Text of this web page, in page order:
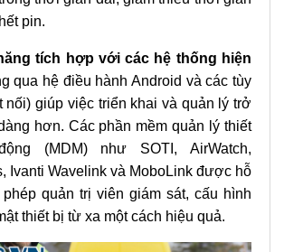
pin.
tích hợp với các hệ thống hiện
qua hệ điều hành Android và các tùy
nối) giúp việc triển khai và quản lý trở
hơn. Các phần mềm quản lý thiết
(MDM) như SOTI, AirWatch,
Ivanti Wavelink và MoboLink được hỗ
quản trị viên giám sát, cấu hình
thiết bị từ xa một cách hiệu quả.